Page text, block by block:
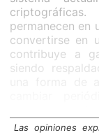
permanecen en
convertirse en
contribuye a
siendo
vuelto
Las opiniones